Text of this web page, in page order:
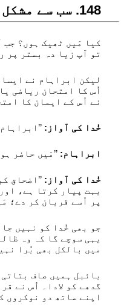
841. سب سے
کیا مَیں ٹھیک ہوں؟ جب
تو آپ زیا دہ بستر پر
لیکن ابراہام نے
اُس کا امتحان ریاضی
نے اُس کے ایمان کا
خُدا کی آواز:
ابراہام: ’’مَیں حاضر
خُدا کی آواز: ’’اضحاق
بہت پیار کرتا ہے،
پر اُسے قربان کر دے؛
جو بھی خُدا کو نہیں
یہی سوچے گا کہ وہ
میں بالکل بھی بُرا
بائبل ہمیں صاف
گدھے کو لادا۔ اُس نے
اپنے ساتھ دو نوکروں